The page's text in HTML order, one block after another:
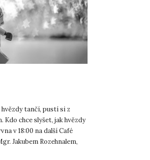
tančí, pustí si z
Kdo chce slyšet, jak hvězdy
v 18:00 na další Café
Jakubem Rozehnalem,